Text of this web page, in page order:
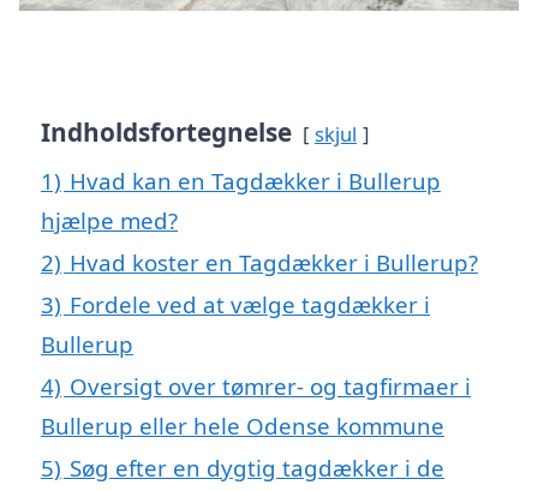
Indholdsfortegnelse skjul
1) Hvad kan en Tagdækker i Bullerup
hjælpe med?
2) Hvad koster en Tagdækker i Bullerup?
3) Fordele ved at vælge tagdækker i
Bullerup
4) Oversigt over tømrer- og tagfirmaer i
Bullerup eller hele Odense kommune
5) Søg efter en dygtig tagdækker i de